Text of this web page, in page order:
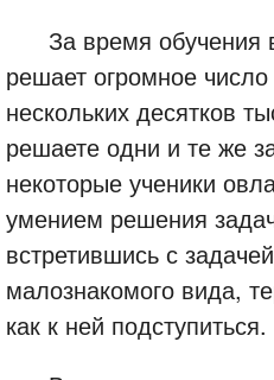
За время обучения
решает огромное
нескольких десятков
решаете одни и те же
некоторые ученики
умением решения
встретившись с
малознакомого вида,
как к ней подступиться.